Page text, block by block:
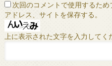
次回のコメントで使用するた
アドレス、サイトを保存する。
上に表示された文字を入力してく